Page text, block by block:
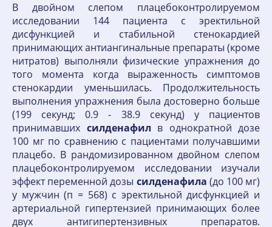
В двойном слепом плацебоконтролируемом
исследовании 144 пациента с эректильной
дисфункцией и стабильной стенокардией
принимающих антиангинальные препараты (кроме
нитратов) выполняли физические упражнения до
того момента когда выраженность симптомов
стенокардии уменьшилась. Продолжительность
выполнения упражнения была достоверно больше
(199 секунд; 0.9 - 38.9 секунд) у пациентов
принимавших силденафил в однократной дозе
100 мг по сравнению с пациентами получавшими
плацебо. В рандомизированном двойном слепом
плацебоконтролируемом исследовании изучали
эффект переменной дозы силденафила (до 100 мг)
у мужчин (п = 568) с эректильной дисфункцией и
артериальной гипертензией принимающих более
двух антигипертензивных препаратов.